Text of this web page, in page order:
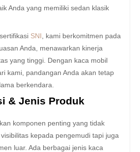
Anda yang memiliki sedan klasik
SNI
, kami berkomitmen pada
Anda, menawarkan kinerja
yang tinggi. Dengan kaca mobil
kami, pandangan Anda akan tetap
berkendara.
& Jenis Produk
komponen penting yang tidak
kepada pengemudi tapi juga
luar. Ada berbagai jenis kaca